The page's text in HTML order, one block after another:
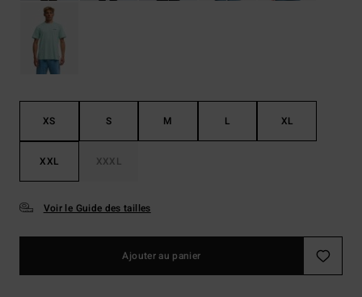
XS S M L XL
XXL XXXL
Voir le Guide des tailles
Ajouter au panier